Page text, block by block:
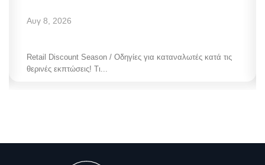
Αυγ 8, 2026
Retail Discount Season / Οδηγίες για καταναλωτές κατά τις
θερινές εκπτώσεις! Τι...